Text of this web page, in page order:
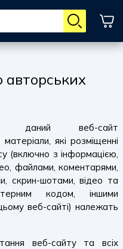
даний веб-сайт
які розміщенні
(включно з інформацією,
файлами, коментарями,
скрин-шотами, відео та
кодом, іншими
веб-сайті) належать
веб-сайту та всіх